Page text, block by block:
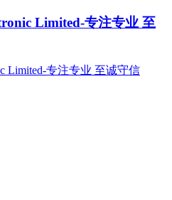
Limited-专注专业 至